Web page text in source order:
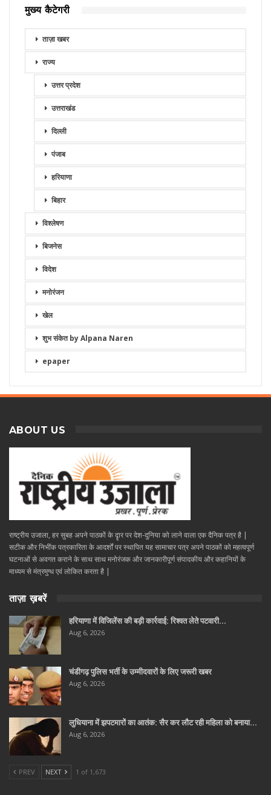
मुख्य कैटेगरी
ताज़ा खबर
राज्य
उत्तर प्रदेश
उत्तराखंड
दिल्ली
पंजाब
हरियाणा
बिहार
विश्लेषण
बिजनेस
विदेश
मनोरंजन
खेल
शुभ संकेत by Alpana Naren
epaper
ABOUT US
राष्ट्रीय उजाला, हर सुबह अपने पाठकों के दॄार पर देश-दुनिया को लाने वाला एक दैनिक पत्र है |
सटीक और निभींक पत्रकारिता के आदर्शों पर स्थापित यह सामाचार पत्र अपने पाठकों को महत्वपूर्ण
घटनाओं से अवगत कराने के साथ साथ मनोरंजक और जानकारीपूर्ण संपादकीय और कहानियों के
माध्यम से मंत्रमुग्ध एवं लोकित करता है |
ताज़ा ख़बरें
हरियाणा में विजिलेंस की बड़ी कार्रवाई: रिश्वत लेते पटवारी…
Aug 6, 2026
चंडीगढ़ पुलिस भर्ती के उम्मीदवारों के लिए जरूरी खबर
Aug 6, 2026
लुधियाना में झपटमारों का आतंक: सैर कर लौट रही महिला को बनाया…
Aug 6, 2026
PREV NEXT 1 of 1,673